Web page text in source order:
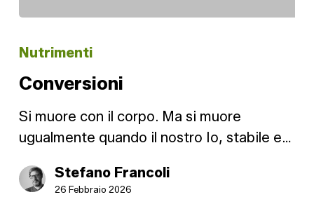
Nutrimenti
Conversioni
Si muore con il corpo. Ma si muore
ugualmente quando il nostro Io, stabile e…
Stefano Francoli
26 Febbraio 2026